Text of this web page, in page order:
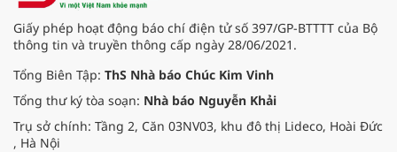
Giấy phép hoạt động báo chí điện tử số 397/GP-BTTTT của Bộ
thông tin và truyền thông cấp ngày 28/06/2021.
Tổng Biên Tập: ThS Nhà báo Chúc Kim Vinh
Tổng thư ký tòa soạn: Nhà báo Nguyễn Khải
Trụ sở chính: Tầng 2, Căn 03NV03, khu đô thị Lideco, Hoài Đức
, Hà Nội